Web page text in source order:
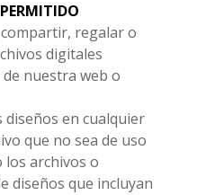
regalar o
digitales
nuestra web o
en cualquier
que no sea de uso
los archivos o
diseños que incluyan